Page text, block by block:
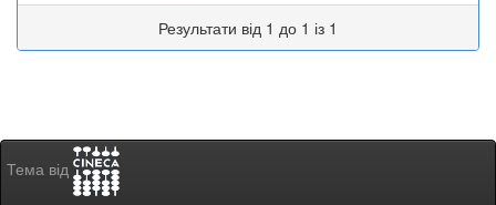
Результати від 1 до 1 із 1
Тема від